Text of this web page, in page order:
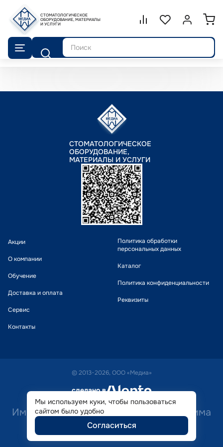
СТОМАТОЛОГИЧЕСКОЕ
ОБОРУДОВАНИЕ, МАТЕРИАЛЫ
И УСЛУГИ
Сравнение.
СписокВойти или
Поиск
СТОМАТОЛОГИЧЕСКОЕ
ОБОРУДОВАНИЕ,
МАТЕРИАЛЫ И УСЛУГИ
Акции
О компании
Обучение
Доставка и оплата
Сервис
Контакты
Политика обработки
персональных данных
Каталог
Политика конфиденциальности
Реквизиты
© 2013-2026, ООО «Медиа»
сделано в alente
Имеются противопоказания. Необходима
консультация специалиста.
Мы используем куки, чтобы пользоваться
сайтом было удобно
Согласиться